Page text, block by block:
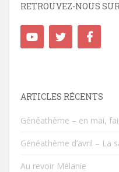
RETROUVEZ-NOUS
ARTICLES RÉCENTS
Généathème – en mai,
Généathème d’avril – La
Au revoir Mélanie